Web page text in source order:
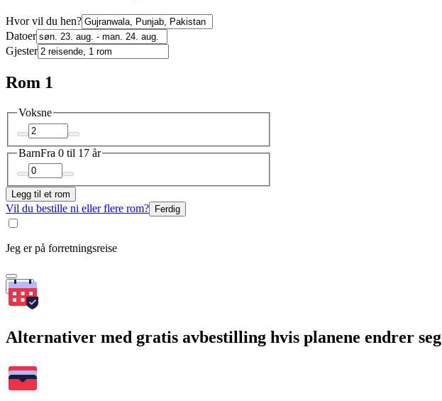
Hvor vil du hen?
Datoer
Gjester
Rom 1
Voksne
BarnFra 0 til 17 år
Legg til et rom
Vil du bestille ni eller flere rom? Ferdig
Jeg er på forretningsreise
Søk
Alternativer med gratis avbestilling hvis planene endrer seg